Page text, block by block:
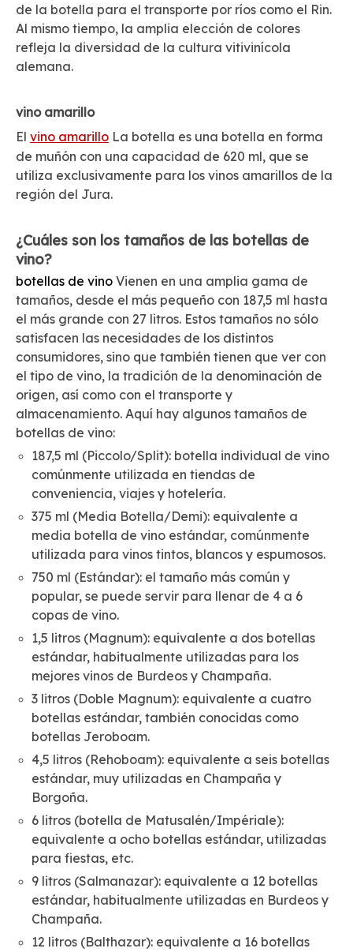
de la botella para el transporte por ríos como el Rin.
Al mismo tiempo, la amplia elección de colores
refleja la diversidad de la cultura vitivinícola
alemana.
vino amarillo
El vino amarillo La botella es una botella en forma
de muñón con una capacidad de 620 ml, que se
utiliza exclusivamente para los vinos amarillos de la
región del Jura.
¿Cuáles son los tamaños de las botellas de
vino?
botellas de vino Vienen en una amplia gama de
tamaños, desde el más pequeño con 187,5 ml hasta
el más grande con 27 litros. Estos tamaños no sólo
satisfacen las necesidades de los distintos
consumidores, sino que también tienen que ver con
el tipo de vino, la tradición de la denominación de
origen, así como con el transporte y
almacenamiento. Aquí hay algunos tamaños de
botellas de vino:
187,5 ml (Piccolo/Split): botella individual de vino
comúnmente utilizada en tiendas de
conveniencia, viajes y hotelería.
375 ml (Media Botella/Demi): equivalente a
media botella de vino estándar, comúnmente
utilizada para vinos tintos, blancos y espumosos.
750 ml (Estándar): el tamaño más común y
popular, se puede servir para llenar de 4 a 6
copas de vino.
1,5 litros (Magnum): equivalente a dos botellas
estándar, habitualmente utilizadas para los
mejores vinos de Burdeos y Champaña.
3 litros (Doble Magnum): equivalente a cuatro
botellas estándar, también conocidas como
botellas Jeroboam.
4,5 litros (Rehoboam): equivalente a seis botellas
estándar, muy utilizadas en Champaña y
Borgoña.
6 litros (botella de Matusalén/Impériale):
equivalente a ocho botellas estándar, utilizadas
para fiestas, etc.
9 litros (Salmanazar): equivalente a 12 botellas
estándar, habitualmente utilizadas en Burdeos y
Champaña.
12 litros (Balthazar): equivalente a 16 botellas